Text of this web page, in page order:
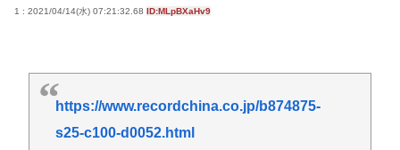
な賃借人であり、所有者ではない」、宴会場建設の
工事差し止め命令
【朗報】菅直人元総理、再評価されるwww
1 : 2021/04/14(水) 07:21:32.68 ID:MLpBXaHv9
https://www.recordchina.co.jp/b874875-
s25-c100-d0052.html